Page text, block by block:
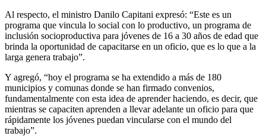
Al respecto, el ministro Danilo Capitani expresó: “Este es un
programa que vincula lo social con lo productivo, un programa de
inclusión socioproductiva para jóvenes de 16 a 30 años de edad que
brinda la oportunidad de capacitarse en un oficio, que es lo que a la
larga genera trabajo”.
Y agregó, “hoy el programa se ha extendido a más de 180
municipios y comunas donde se han firmado convenios,
fundamentalmente con esta idea de aprender haciendo, es decir, que
mientras se capaciten aprenden a llevar adelante un oficio para que
rápidamente los jóvenes puedan vincularse con el mundo del
trabajo”.